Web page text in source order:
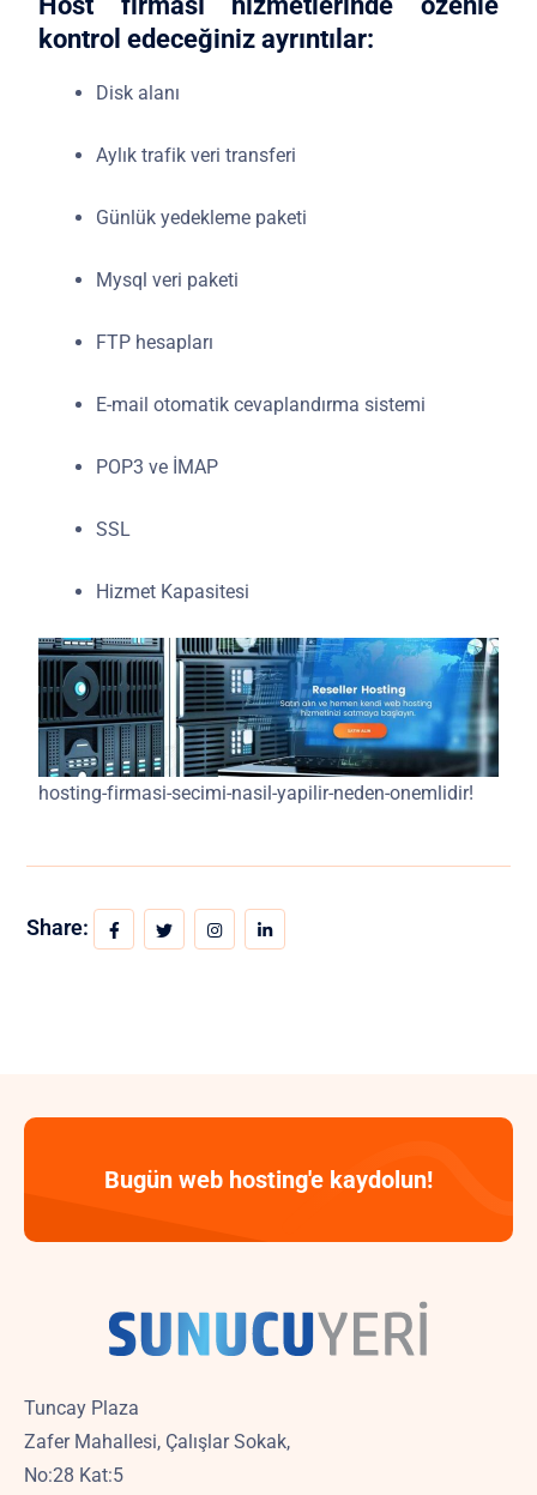
kontrol edeceğiniz ayrıntılar:
Disk alanı
Aylık trafik veri transferi
Günlük yedekleme paketi
Mysql veri paketi
FTP hesapları
E-mail otomatik cevaplandırma sistemi
POP3 ve İMAP
SSL
Hizmet Kapasitesi
hosting-firmasi-secimi-nasil-yapilir-neden-onemlidir!
Share:
Bugün web hosting'e kaydolun!
Tuncay Plaza
Zafer Mahallesi, Çalışlar Sokak,
No:28 Kat:5